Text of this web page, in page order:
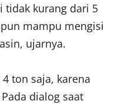
tidak kurang dari 5
mampu mengisi
ujarnya.
ton saja, karena
dialog saat